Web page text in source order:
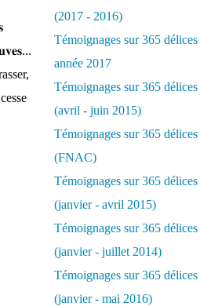
(2017 - 2016)
Témoignages sur 365
année 2017
Témoignages sur 365
(avril - juin 2015)
Témoignages sur 365
(FNAC)
Témoignages sur 365
(janvier - avril 2015)
Témoignages sur 365
(janvier - juillet 2014)
Témoignages sur 365
(janvier - mai 2016)